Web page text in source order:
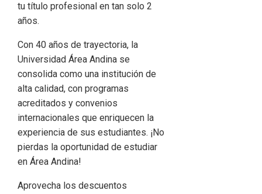
tu título profesional en tan solo 2
años.
Con 40 años de trayectoria, la
Universidad Área Andina se
consolida como una institución de
alta calidad, con programas
acreditados y convenios
internacionales que enriquecen la
experiencia de sus estudiantes. ¡No
pierdas la oportunidad de estudiar
en Área Andina!
Aprovecha los descuentos